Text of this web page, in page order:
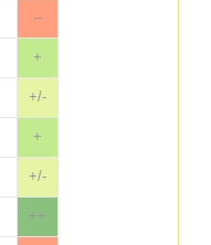
--
+
+/-
+
+/-
++